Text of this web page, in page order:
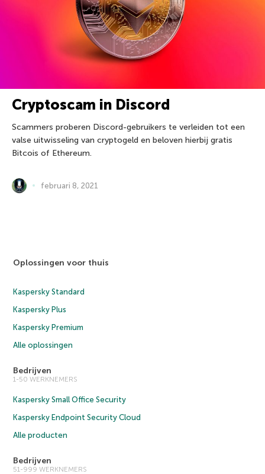
Cryptoscam in Discord
Scammers proberen Discord-gebruikers te verleiden tot een
valse uitwisseling van cryptogeld en beloven hierbij gratis
Bitcois of Ethereum.
februari 8, 2021
Oplossingen voor thuis
Kaspersky Standard
Kaspersky Plus
Kaspersky Premium
Alle oplossingen
Bedrijven
1-50 WERKNEMERS
Kaspersky Small Office Security
Kaspersky Endpoint Security Cloud
Alle producten
Bedrijven
51-999 WERKNEMERS